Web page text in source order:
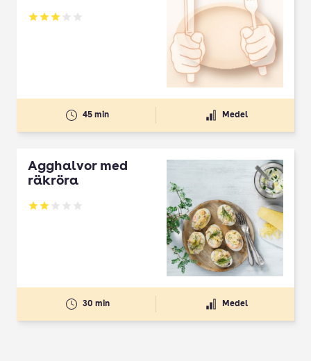
Betyg: 3 av 5
45 min Medel
Ägghalvor med
räkröra
Betyg: 2 av 5
30 min Medel